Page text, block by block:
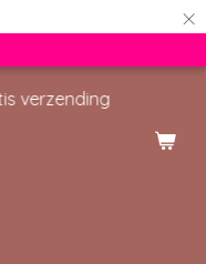
×
verzending